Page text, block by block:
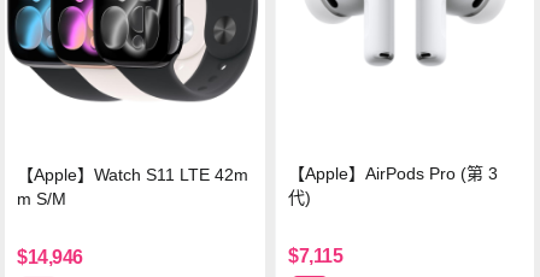
【Apple】Watch S11 LTE 42m
m S/M
$14,946
【Apple】AirPods Pro (第 3
代)
$7,115